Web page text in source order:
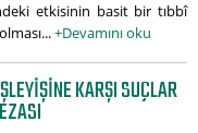
etkisinin basit bir tıbbî
+Devamını oku
KARŞI SUÇLAR